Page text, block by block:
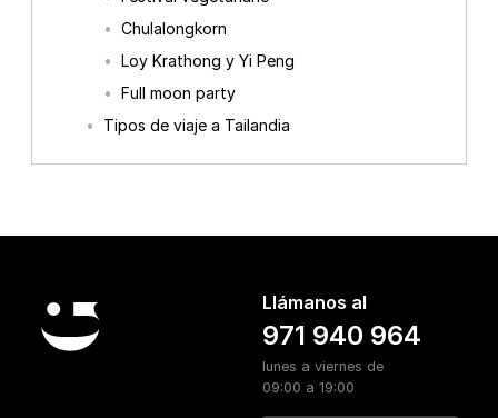
Chulalongkorn
Loy Krathong y Yi Peng
Full moon party
Tipos de viaje a Tailandia
Llámanos al
971 940 964
lunes a viernes de
09:00 a 19:00